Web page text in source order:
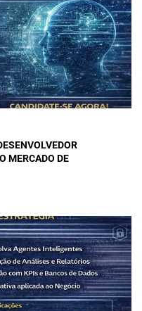
MERCADO DE